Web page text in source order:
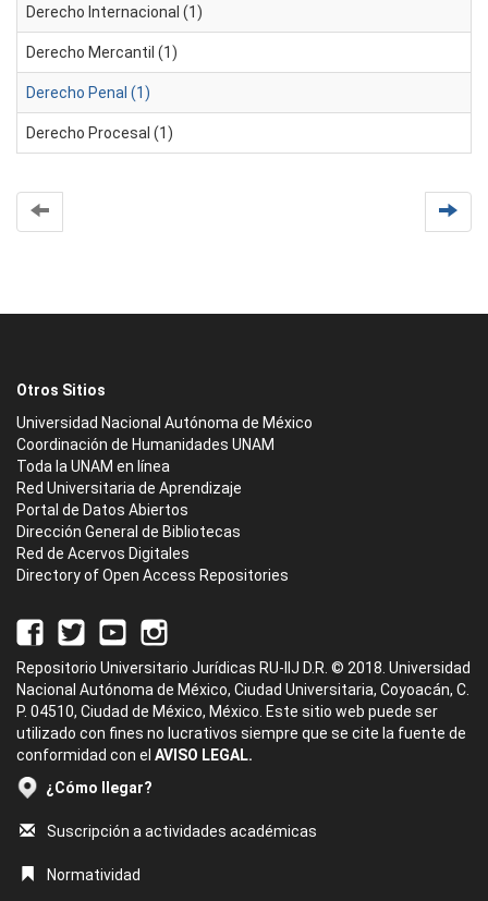
Derecho Internacional (1)
Derecho Mercantil (1)
Derecho Penal (1)
Derecho Procesal (1)
Otros Sitios
Universidad Nacional Autónoma de México
Coordinación de Humanidades UNAM
Toda la UNAM en línea
Red Universitaria de Aprendizaje
Portal de Datos Abiertos
Dirección General de Bibliotecas
Red de Acervos Digitales
Directory of Open Access Repositories
Repositorio Universitario Jurídicas RU-IIJ D.R. © 2018. Universidad
Nacional Autónoma de México, Ciudad Universitaria, Coyoacán, C.
P. 04510, Ciudad de México, México. Este sitio web puede ser
utilizado con fines no lucrativos siempre que se cite la fuente de
conformidad con el AVISO LEGAL.
¿Cómo llegar?
Suscripción a actividades académicas
Normatividad